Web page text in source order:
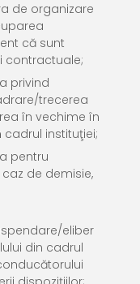
de organizare
că sunt
contractuale;
privind
trecerea
în vechime în
instituţiei;
pentru
de demisie,
eliber
din cadrul